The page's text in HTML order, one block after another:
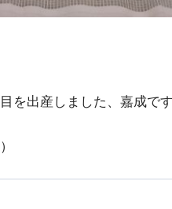
を出産しました、嘉成です